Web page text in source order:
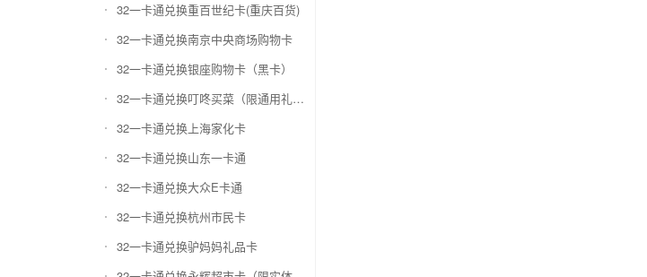
32一卡通兑换重百世纪卡(重庆百货)
32一卡通兑换南京中央商场购物卡
32一卡通兑换银座购物卡（黑卡）
32一卡通兑换叮咚买菜（限通用礼品卡）
32一卡通兑换上海家化卡
32一卡通兑换山东一卡通
32一卡通兑换大众E卡通
32一卡通兑换杭州市民卡
32一卡通兑换驴妈妈礼品卡